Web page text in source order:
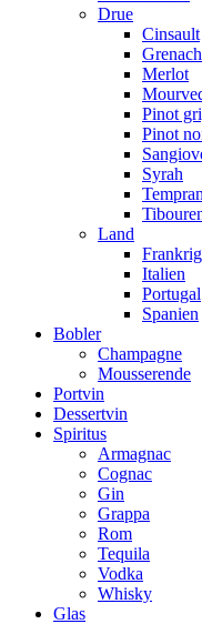
Drue
Cinsault
Merlot
Pinot
Pinot
Syrah
Land
Frankrig
Italien
Portugal
Spanien
Bobler
Champagne
Mousserende
Portvin
Dessertvin
Spiritus
Armagnac
Cognac
Gin
Grappa
Rom
Tequila
Vodka
Whisky
Glas